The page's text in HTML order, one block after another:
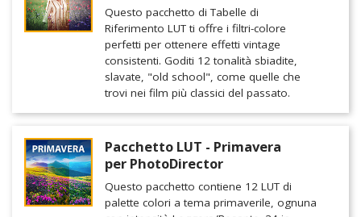
Questo pacchetto di Tabelle di
Riferimento LUT ti offre i filtri-colore
perfetti per ottenere effetti vintage
consistenti. Goditi 12 tonalità sbiadite,
slavate, "old school", come quelle che
trovi nei film più classici del passato.
Pacchetto LUT - Primavera
per PhotoDirector
Questo pacchetto contiene 12 LUT di
palette colori a tema primaverile, ognuna